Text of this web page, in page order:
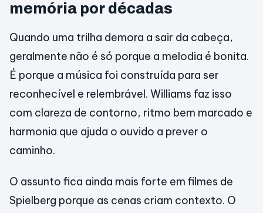
memória por décadas
Quando uma trilha demora a sair da cabeça,
geralmente não é só porque a melodia é bonita.
É porque a música foi construída para ser
reconhecível e relembrável. Williams faz isso
com clareza de contorno, ritmo bem marcado e
harmonia que ajuda o ouvido a prever o
caminho.
O assunto fica ainda mais forte em filmes de
Spielberg porque as cenas criam contexto. O